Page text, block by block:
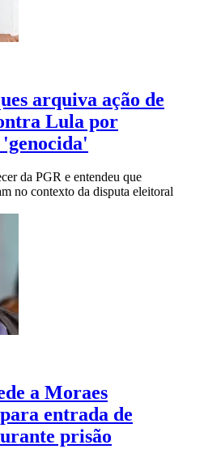
arquiva ação de
Lula por
da PGR e entendeu que
no contexto da disputa eleitoral
a Moraes
entrada de
prisão